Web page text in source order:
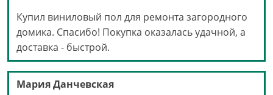
Купил виниловый пол для ремонта загородного
домика. Спасибо! Покупка оказалась удачной, а
доставка - быстрой.
Мария Данчевская